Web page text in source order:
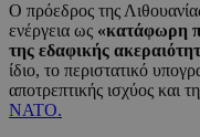
Ο πρόεδρος της
ενέργεια ως «κατάφωρη
της εδαφικής
ίδιο, το περιστατικό
αποτρεπτικής ισχύος και
ΝΑΤΟ.